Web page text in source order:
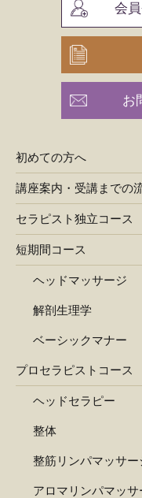
会
お
初めての方へ
講座案内・受講までの
セラピスト独立コース
短期間コース
ヘッドマッサージ
解剖生理学
ベーシックマナー
プロセラピストコース
ヘッドセラピー
整体
整筋リンパマッサー
アロマリンパマッサ